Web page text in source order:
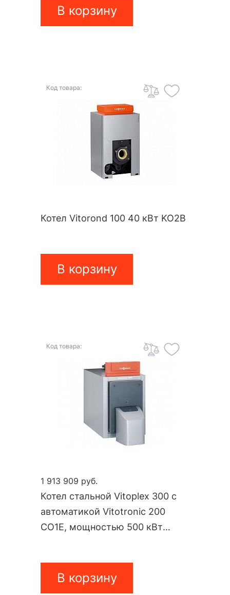
В корзину
Код товара:
Котел Vitorond 100 40 кВт KO2B
В корзину
Код товара:
1 913 909 руб.
Котел стальной Vitoplex 300 с
автоматикой Vitotronic 200
CO1E, мощностью 500 кВт
В корзину